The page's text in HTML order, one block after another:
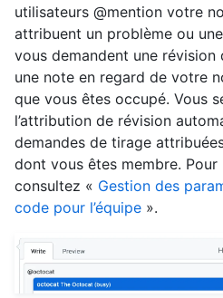
utilisateurs @mention votre
attribuent un problème ou
vous demandent une révision
une note en regard de votre
que vous êtes occupé. Vous
l’attribution de révision
demandes de tirage
dont vous êtes membre. Pour
consultez « Gestion des
code pour l’équipe ».